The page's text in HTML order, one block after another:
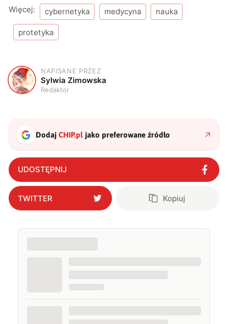
Więcej: cybernetyka medycyna nauka
protetyka
S
NAPISANE PRZEZ
Sylwia Zimowska
Redaktor
DodajCHIP.pl jako preferowane źródło
UDOSTĘPNIJ
TWITTER Kopiuj